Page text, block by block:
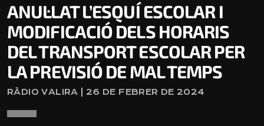
ANUL·LAT L’ESQUÍ ESCOLAR I
MODIFICACIÓ DELS HORARIS
DEL TRANSPORT ESCOLAR PER
LA PREVISIÓ DE MAL TEMPS
RÀDIO VALIRA | 26 DE FEBRER DE 2024